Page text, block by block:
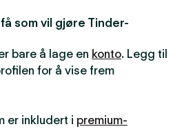
som vil gjøre Tinder-
bare å lage en konto. Legg til
for å vise frem
er inkludert i premium-